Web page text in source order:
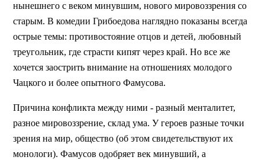
нынешнего с веком минувшим, нового мировоззрения со
старым. В комедии Грибоедова наглядно показаны всегда
острые темы: противостояние отцов и детей, любовный
треугольник, где страсти кипят через край. Но все же
хочется заострить внимание на отношениях молодого
Чацкого и более опытного Фамусова.
Причина конфликта между ними - разный менталитет,
разное мировоззрение, склад ума. У героев разные точки
зрения на мир, общество (об этом свидетельствуют их
монологи). Фамусов одобряет век минувший, а